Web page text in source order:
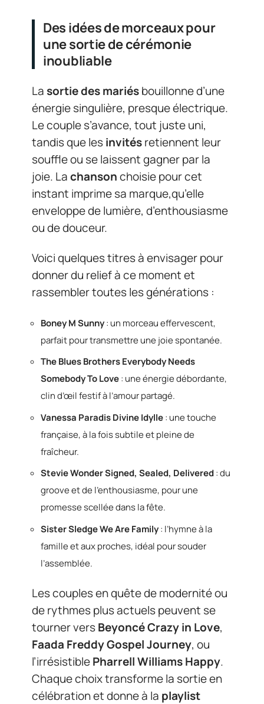
Des idées de morceaux pour
une sortie de cérémonie
inoubliable
La sortie des mariésbouillonne d’une
énergie singulière, presque électrique.
Le couple s’avance, tout juste uni,
tandis que lesinvitésretiennent leur
souffle ou se laissent gagner par la
joie. Lachansonchoisie pour cet
instant imprime sa marque,qu’elle
enveloppe de lumière, d’enthousiasme
ou de douceur.
Voici quelques titres à envisager pour
donner du relief à ce moment et
rassembler toutes les générations :
Boney M Sunny: un morceau effervescent,
parfait pour transmettre une joie spontanée.
The Blues Brothers Everybody Needs
Somebody To Love: une énergie débordante,
clin d’œil festif à l’amour partagé.
Vanessa Paradis Divine Idylle: une touche
française, à la fois subtile et pleine de
fraîcheur.
Stevie Wonder Signed, Sealed, Delivered: du
groove et de l’enthousiasme, pour une
promesse scellée dans la fête.
Sister Sledge We Are Family: l’hymne à la
famille et aux proches, idéal pour souder
l’assemblée.
Les couples en quête de modernité ou
de rythmes plus actuels peuvent se
tourner versBeyoncé Crazy in Love,
Faada Freddy Gospel Journey, ou
l’irrésistiblePharrell Williams Happy.
Chaque choix transforme la sortie en
célébration et donne à la playlist